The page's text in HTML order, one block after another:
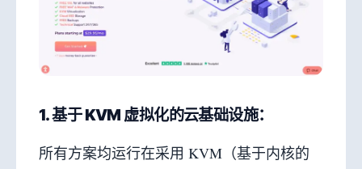
1. 基于 KVM 虚拟化的云基础设施：
所有方案均运行在采用 KVM（基于内核的